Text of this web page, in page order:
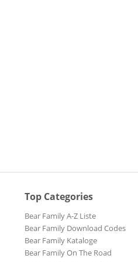
Top Categories
Bear Family A-Z Liste
Bear Family Download Codes
Bear Family Kataloge
Bear Family On The Road